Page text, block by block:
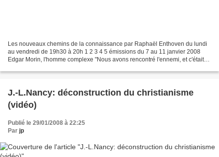
Les nouveaux chemins de la connaissance par Raphaël Enthoven du lundi
au vendredi de 19h30 à 20h 1 2 3 4 5 émissions du 7 au 11 janvier 2008
Edgar Morin, l'homme complexe "Nous avons rencontré l'ennemi, et c'était
J.-L.Nancy: déconstruction du christianisme
(vidéo)
Publié le 29/01/2008 à 22:25
Par jp